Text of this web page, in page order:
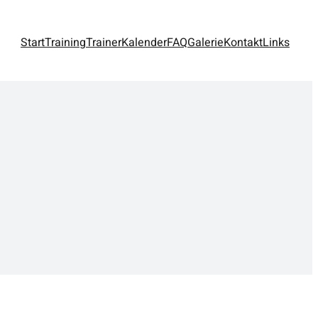
StartTrainingTrainerKalenderFAQGalerieKontaktLinks